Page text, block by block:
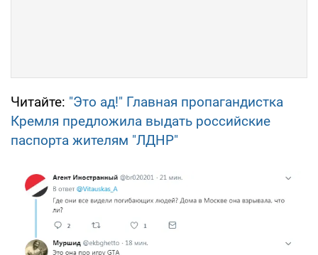
Читайте: "Это ад!" Главная пропагандистка
Кремля предложила выдать российские
паспорта жителям "ЛДНР"